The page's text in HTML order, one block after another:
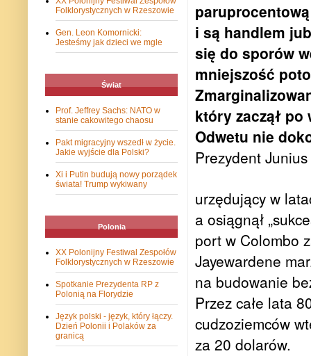
i są handlem
się do sporów
mniejszość
który zaczął po
Odwetu nie
Prezydent
urzędujący w
a osiągnął
port w Colombo
Jayewardene
na budowanie
Przez całe lata
cudzoziemców
za 20 dolarów.
Folklorystycznych w Rzeszowie
Gen. Leon Komornicki:
Jesteśmy jak dzieci we mgle
Świat
Prof. Jeffrey Sachs: NATO w
stanie cakowitego chaosu
Pakt migracyjny wszedł w życie.
Jakie wyjście dla Polski?
Xi i Putin budują nowy porządek
świata! Trump wykiwany
Polonia
XX Polonijny Festiwal Zespołów
Folklorystycznych w Rzeszowie
Spotkanie Prezydenta RP z
Polonią na Florydzie
Język polski - język, który łączy.
Dzień Polonii i Polaków za
granicą